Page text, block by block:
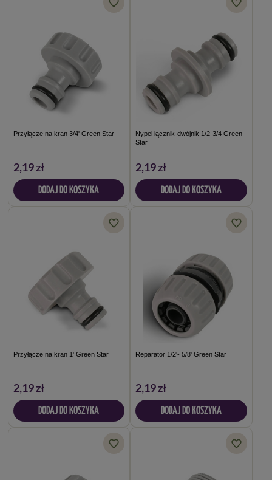
Przyłącze na kran 3/4' Green Star
2,19 zł
DODAJ DO KOSZYKA
Nypel łącznik-dwójnik 1/2-3/4 Green
Star
2,19 zł
DODAJ DO KOSZYKA
Przyłącze na kran 1' Green Star
2,19 zł
DODAJ DO KOSZYKA
Reparator 1/2'- 5/8' Green Star
2,19 zł
DODAJ DO KOSZYKA